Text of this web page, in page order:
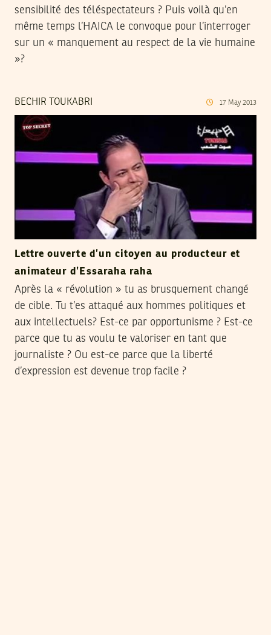
sensibilité des téléspectateurs ? Puis voilà qu’en
même temps l’HAICA le convoque pour l’interroger
sur un « manquement au respect de la vie humaine
»?
BECHIR TOUKABRI 17 May 2013
Lettre ouverte d’un citoyen au producteur et
animateur d’Essaraha raha
Après la « révolution » tu as brusquement changé
de cible. Tu t’es attaqué aux hommes politiques et
aux intellectuels? Est-ce par opportunisme ? Est-ce
parce que tu as voulu te valoriser en tant que
journaliste ? Ou est-ce parce que la liberté
d’expression est devenue trop facile ?